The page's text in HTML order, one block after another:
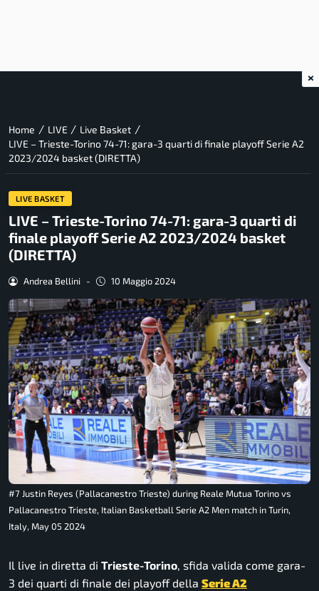
Home / LIVE / Live Basket /
LIVE – Trieste-Torino 74-71: gara-3 quarti di finale playoff Serie A2
2023/2024 basket (DIRETTA)
LIVE BASKET
LIVE – Trieste-Torino 74-71: gara-3 quarti di
finale playoff Serie A2 2023/2024 basket
(DIRETTA)
Andrea Bellini - 10 Maggio 2024
#7 Justin Reyes (Pallacanestro Trieste) during Reale Mutua Torino vs
Pallacanestro Trieste, Italian Basketball Serie A2 Men match in Turin,
Italy, May 05 2024
Il live in diretta di Trieste-Torino, sfida valida come gara-
3 dei quarti di finale dei playoff della Serie A2
×